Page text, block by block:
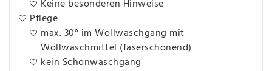
Keine besonderen Hinweise
Pflege
max. 30° im Wollwaschgang mit
Wollwaschmittel (faserschonend)
kein Schonwaschgang